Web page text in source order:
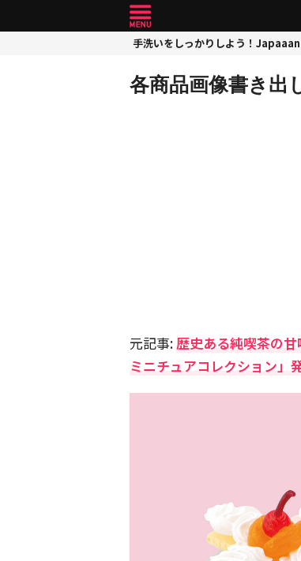
手洗いをしっかりしよう！Japaaan
各商品画像書き出
元記事:歴史ある純喫茶の
ミニチュアコレクション」